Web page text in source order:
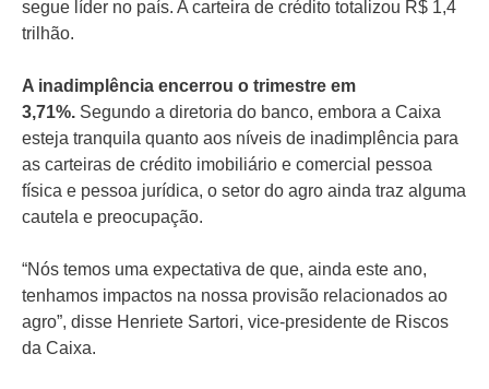
segue líder no país. A carteira de crédito totalizou R$ 1,4
trilhão.
A inadimplência encerrou o trimestre em
3,71%. Segundo a diretoria do banco, embora a Caixa
esteja tranquila quanto aos níveis de inadimplência para
as carteiras de crédito imobiliário e comercial pessoa
física e pessoa jurídica, o setor do agro ainda traz alguma
cautela e preocupação.
“Nós temos uma expectativa de que, ainda este ano,
tenhamos impactos na nossa ‌provisão relacionados ao
agro”, ‌disse Henriete Sartori, vice-presidente de Riscos
da Caixa.